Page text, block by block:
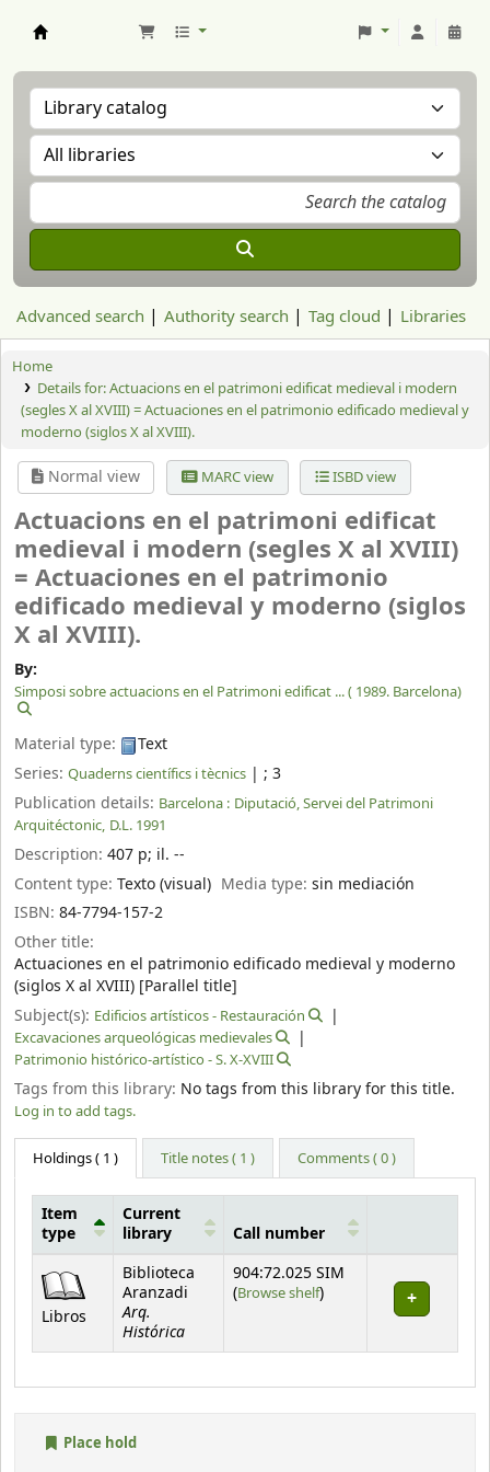
Advanced search Authority search Tag cloud Libraries
Home
Details for:Actuacions en el patrimoni edificat medieval i modern
(segles X al XVIII) = Actuaciones en el patrimonio edificado medieval y
moderno (siglos X al XVIII).
Normal view MARC view ISBD view
Actuacions en el patrimoni edificat
medieval i modern (segles X al XVIII)
= Actuaciones en el patrimonio
edificado medieval y moderno (siglos
X al XVIII).
By:
Simposi sobre actuacions en el Patrimoni edificat ... ( 1989. Barcelona)
Material type:
Text
Series: Quaderns científics i tècnics | ; 3
Publication details: Barcelona : Diputació, Servei del Patrimoni
Arquitéctonic, D.L. 1991
Description: 407 p; il. --
Content type: Texto (visual) Media type:sin mediación
ISBN: 84-7794-157-2
Other title:
Actuaciones en el patrimonio edificado medieval y moderno
(siglos X al XVIII) [Parallel title]
Subject(s): Edificios artísticos - Restauración
Excavaciones arqueológicas medievales
Patrimonio histórico-artístico - S. X-XVIII
Tags from this library: No tags from this library for this title.
Log in to add tags.
Holdings( 1 ) Title notes ( 1 ) Comments ( 0 )
Item
type
Current
library
Call number
Libros
Biblioteca
Aranzadi
Arq.
Histórica
904:72.025 SIM
(Browse shelf(Opens below)
)
Place hold